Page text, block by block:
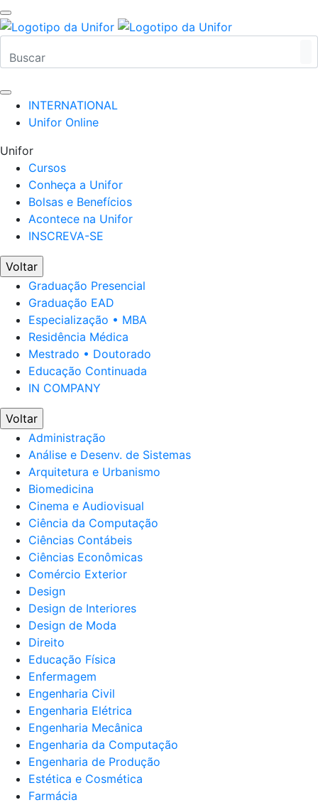
INTERNATIONAL
Unifor Online
Unifor
Cursos
Conheça a Unifor
Bolsas e Benefícios
Acontece na Unifor
INSCREVA-SE
Voltar
Graduação Presencial
Graduação EAD
Especialização • MBA
Residência Médica
Mestrado • Doutorado
Educação Continuada
IN COMPANY
Voltar
Administração
Análise e Desenv. de Sistemas
Arquitetura e Urbanismo
Biomedicina
Cinema e Audiovisual
Ciência da Computação
Ciências Contábeis
Ciências Econômicas
Comércio Exterior
Design
Design de Interiores
Design de Moda
Direito
Educação Física
Enfermagem
Engenharia Civil
Engenharia Elétrica
Engenharia Mecânica
Engenharia da Computação
Engenharia de Produção
Estética e Cosmética
Farmácia